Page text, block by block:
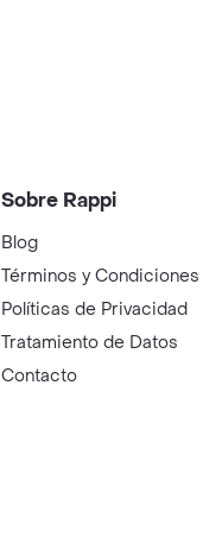
Sobre Rappi
Blog
Términos y Condiciones
Políticas de Privacidad
Tratamiento de Datos
Contacto